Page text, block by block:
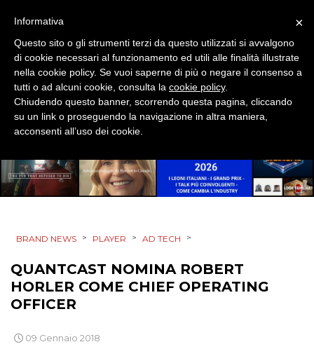
DIGITALE
EDITORIA
ESTERNA
RADIO / AUDIO
TV
DATI
RICERCHE
BRAND NEWS > PLAYER > AD TECH >
QUANTCAST NOMINA ROBERT
HORLER COME CHIEF OPERATING
OFFICER
09 Gennaio 2018
×
Informativa
Questo sito o gli strumenti terzi da questo utilizzati si avvalgono
di cookie necessari al funzionamento ed utili alle finalità illustrate
nella cookie policy. Se vuoi saperne di più o negare il consenso a
tutti o ad alcuni cookie, consulta la cookie policy.
Chiudendo questo banner, scorrendo questa pagina, cliccando
su un link o proseguendo la navigazione in altra maniera,
acconsenti all’uso dei cookie.